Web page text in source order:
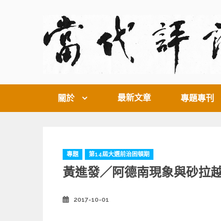
關於 最新文章 專題專刊
C
a
t
o
專題 第14屆大選前治困頓期
黃進發／阿德南現象與砂拉
2017-10-01